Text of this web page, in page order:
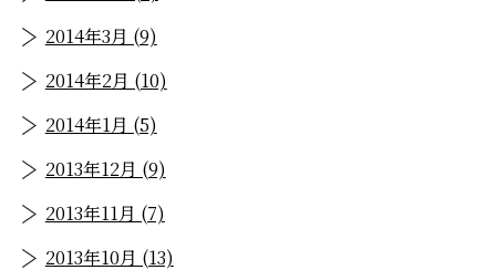
2014年3月 (9)
2014年2月 (10)
2014年1月 (5)
2013年12月 (9)
2013年11月 (7)
2013年10月 (13)